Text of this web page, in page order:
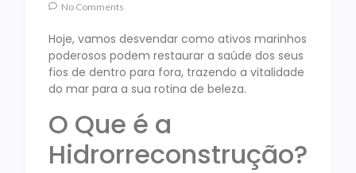
No Comments
Hoje, vamos desvendar como ativos marinhos
poderosos podem restaurar a saúde dos seus
fios de dentro para fora, trazendo a vitalidade
do mar para a sua rotina de beleza.
O Que é a
Hidrorreconstrução?